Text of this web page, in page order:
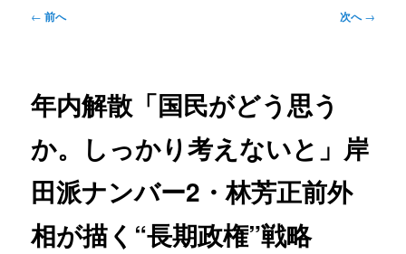
投
ゲ
ー
ョ
ン
← 前へ 次へ→
年内解散「国民がどう思う
か。しっかり考えないと」岸
田派ナンバー2・林芳正前外
相が描く“長期政権”戦略